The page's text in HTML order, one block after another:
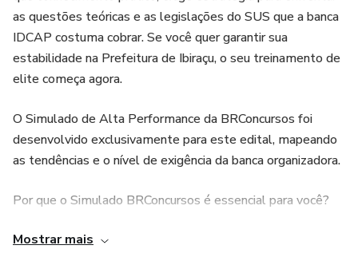
as questões teóricas e as legislações do SUS que a banca
IDCAP costuma cobrar. Se você quer garantir sua
estabilidade na Prefeitura de Ibiraçu, o seu treinamento de
elite começa agora.
O Simulado de Alta Performance da BRConcursos foi
desenvolvido exclusivamente para este edital, mapeando
as tendências e o nível de exigência da banca organizadora.
Por que o Simulado BRConcursos é essencial para você?
Na área da saúde, cada ponto é decisivo. O IDCAP possui
Mostrar mais